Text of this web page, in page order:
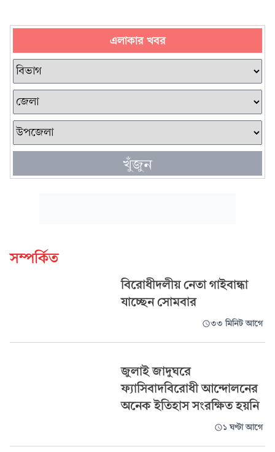
এলাকার খবর
খুঁজুন
সম্পর্কিত
বিরোধীদলীয় নেতা গাইবান্ধা
যাচ্ছেন সোমবার
৩৩ মিনিট আগে
জুলাই জাদুঘরে
ফ্যাসিবাদবিরোধী আন্দোলনের
অনেক ইতিহাস সংরক্ষিত হয়নি
১ ঘণ্টা আগে